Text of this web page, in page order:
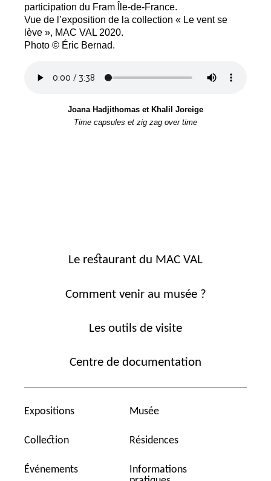
participation du Fram Île-de-France.
Vue de l’exposition de la collection « Le vent se
lève », MAC VAL 2020.
Photo © Éric Bernad.
Joana Hadjithomas et Khalil Joreige
Time capsules et zig zag over time
Le restaurant du MAC VAL
Comment venir au musée ?
Les outils de visite
Centre de documentation
Expositions
Collection
Événements
Musée
Résidences
Informations